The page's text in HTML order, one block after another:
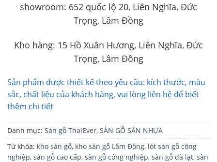
showroom: 652 quốc lộ 20, Liên Nghĩa, Đức
Trọng, Lâm Đồng
Kho hàng: 15 Hồ Xuân Hương, Liên Nghĩa, Đức
Trọng, Lâm Đồng
Sản phẩm được thiết kế theo yêu cầu: kích thước, màu
sắc, chất liệu của khách hàng, vui lòng liên hệ để biết
thêm chi tiết
Danh mục: Sàn gỗ ThaiEver, SÀN GỖ SÀN NHỰA
Từ khóa: kho sàn gỗ, kho sàn gỗ Lâm Đồng, lót sàn gỗ công
nghiệp, sàn gỗ cao cấp, sàn gỗ công nghiệp, sàn gỗ đà lạt, sàn